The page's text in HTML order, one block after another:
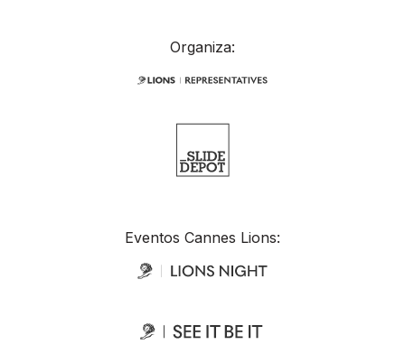
Organiza:
Eventos Cannes Lions: